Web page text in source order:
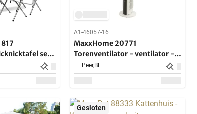
set
A1-46057-16
MaxxHome 20771
Torenventilator - ventilator -
3in1 - 40 W
Peer,BE
Gesloten